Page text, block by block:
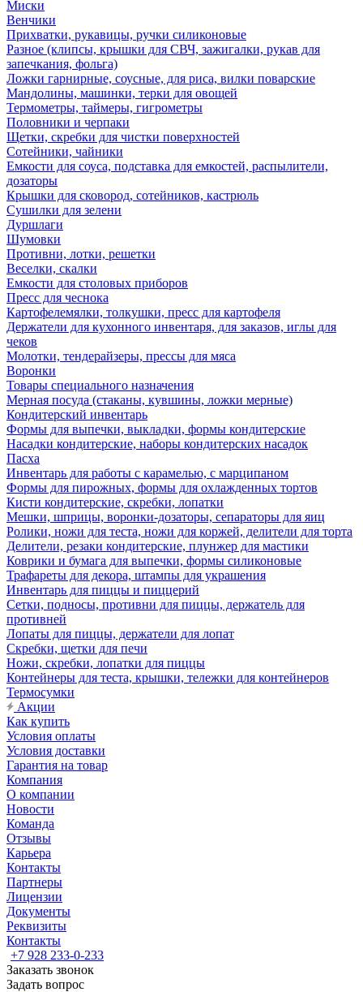
Миски
Венчики
Прихватки, рукавицы, ручки силиконовые
Разное (клипсы, крышки для СВЧ, зажигалки, рукав для
запечкания, фольга)
Ложки гарнирные, соусные, для риса, вилки поварские
Мандолины, машинки, терки для овощей
Термометры, таймеры, гигрометры
Половники и черпаки
Щетки, скребки для чистки поверхностей
Сотейники, чайники
Емкости для соуса, подставка для емкостей, распылители,
дозаторы
Крышки для сковород, сотейников, кастрюль
Сушилки для зелени
Дуршлаги
Шумовки
Противни, лотки, решетки
Веселки, скалки
Емкости для столовых приборов
Пресс для чеснока
Картофелемялки, толкушки, пресс для картофеля
Держатели для кухонного инвентаря, для заказов, иглы для
чеков
Молотки, тендерайзеры, прессы для мяса
Воронки
Товары специального назначения
Мерная посуда (стаканы, кувшины, ложки мерные)
Кондитерский инвентарь
Формы для выпечки, выкладки, формы кондитерские
Насадки кондитерские, наборы кондитерских насадок
Пасха
Инвентарь для работы с карамелью, с марципаном
Формы для пирожных, формы для охлажденных тортов
Кисти кондитерские, скребки, лопатки
Мешки, шприцы, воронки-дозаторы, сепараторы для яиц
Ролики, ножи для теста, ножи для коржей, делители для торта
Делители, резаки кондитерские, плунжер для мастики
Коврики и бумага для выпечки, формы силиконовые
Трафареты для декора, штампы для украшения
Инвентарь для пиццы и пиццерий
Сетки, подносы, противни для пиццы, держатель для
противней
Лопаты для пиццы, держатели для лопат
Скребки, щетки для печи
Ножи, скребки, лопатки для пиццы
Контейнеры для теста, крышки, тележки для контейнеров
Термосумки
Акции
Как купить
Условия оплаты
Условия доставки
Гарантия на товар
Компания
О компании
Новости
Команда
Отзывы
Карьера
Контакты
Партнеры
Лицензии
Документы
Реквизиты
Контакты
+7 928 233-0-233
Заказать звонок
Задать вопрос